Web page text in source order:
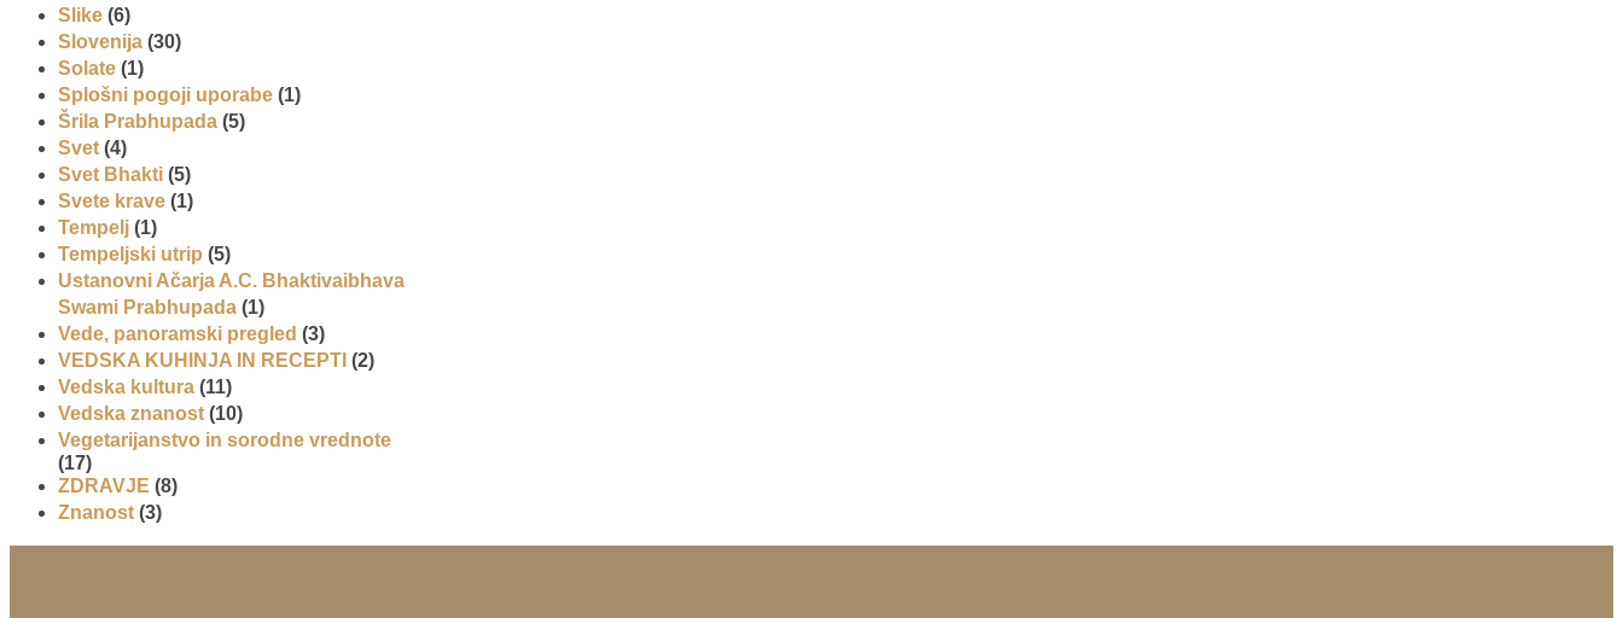
Slike (6)
Slovenija (30)
Solate (1)
Splošni pogoji uporabe (1)
Šrila Prabhupada (5)
Svet (4)
Svet Bhakti (5)
Svete krave (1)
Tempelj (1)
Tempeljski utrip (5)
Ustanovni Ačarja A.C. Bhaktivaibhava
Swami Prabhupada (1)
Vede, panoramski pregled (3)
VEDSKA KUHINJA IN RECEPTI (2)
Vedska kultura (11)
Vedska znanost (10)
Vegetarijanstvo in sorodne vrednote
(17)
ZDRAVJE (8)
Znanost (3)